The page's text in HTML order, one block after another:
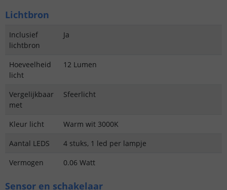
Lichtbron
Inclusief
lichtbron
Ja
Hoeveelheid
licht
12 Lumen
Vergelijkbaar
met
Sfeerlicht
Kleur licht
Warm wit 3000K
Aantal LEDS
4 stuks, 1 led per lampje
Vermogen
0.06 Watt
Sensor en schakelaar